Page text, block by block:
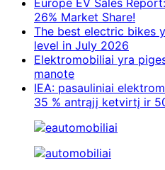
26% Market Share!
The best electric bikes
level in July 2026
Elektromobiliai yra
manote
IEA: pasauliniai
35 % antrąjį ketvirtį ir